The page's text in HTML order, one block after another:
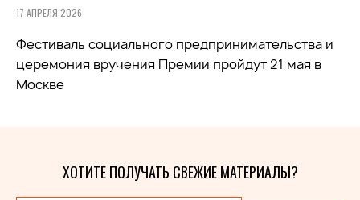
17 АПРЕЛЯ 2026
Фестиваль социального предпринимательства и
церемония вручения Премии пройдут 21 мая в
Москве
ХОТИТЕ ПОЛУЧАТЬ СВЕЖИЕ МАТЕРИАЛЫ?